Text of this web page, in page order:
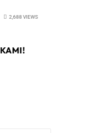
2,688 VIEWS